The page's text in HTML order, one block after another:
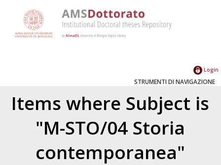
Login
STRUMENTI DI NAVIGAZIONE
Items where Subject is
"M-STO/04 Storia
contemporanea"